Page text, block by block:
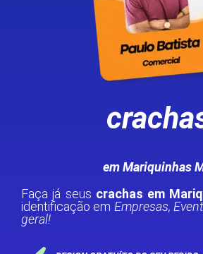
em Mariquinhas
Faça já seus crachas em
identificação em Empresas,
geral!